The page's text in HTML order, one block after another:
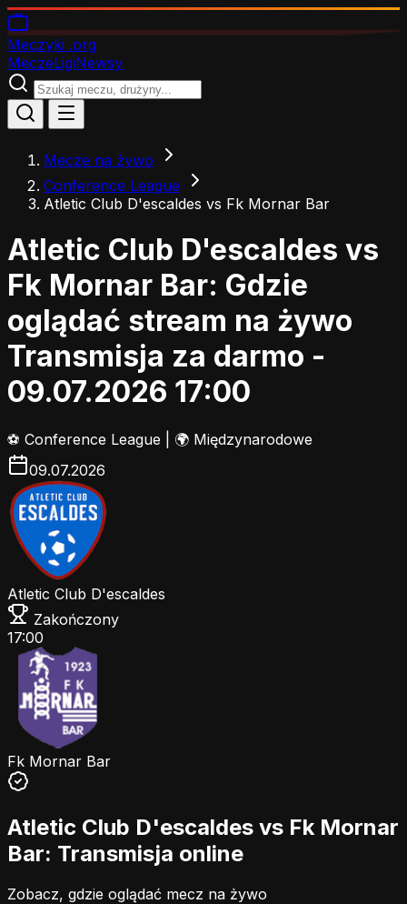
Meczyki .org
MeczeLigiNewsy
Mecze na żywo
Conference League
Atletic Club D'escaldes vs Fk Mornar Bar
Atletic Club D'escaldes vs
Fk Mornar Bar: Gdzie
oglądać stream na żywo
Transmisja za darmo -
09.07.2026 17:00
⚽ Conference League
🌍 Międzynarodowe
09.07.2026
Atletic Club D'escaldes
Zakończony
17:00
Fk Mornar Bar
Atletic Club D'escaldes vs Fk Mornar
Bar: Transmisja online
Zobacz, gdzie oglądać mecz na żywo